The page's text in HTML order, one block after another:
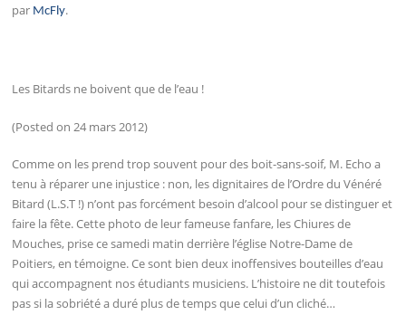
par McFly.
Les Bitards ne boivent que de l’eau !
(Posted on 24 mars 2012)
Comme on les prend trop souvent pour des boit-sans-soif, M. Echo a
tenu à réparer une injustice : non, les dignitaires de l’Ordre du Vénéré
Bitard (L.S.T !) n’ont pas forcément besoin d’alcool pour se distinguer et
faire la fête. Cette photo de leur fameuse fanfare, les Chiures de
Mouches, prise ce samedi matin derrière l’église Notre-Dame de
Poitiers, en témoigne. Ce sont bien deux inoffensives bouteilles d’eau
qui accompagnent nos étudiants musiciens. L’histoire ne dit toutefois
pas si la sobriété a duré plus de temps que celui d’un cliché…